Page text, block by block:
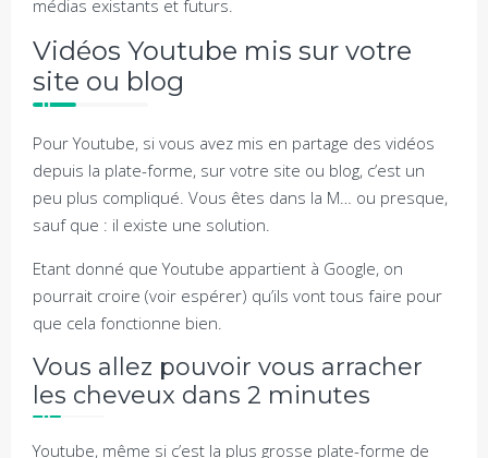
médias existants et futurs.
Vidéos Youtube mis sur votre
site ou blog
Pour Youtube, si vous avez mis en partage des vidéos
depuis la plate-forme, sur votre site ou blog, c’est un
peu plus compliqué. Vous êtes dans la M… ou presque,
sauf que : il existe une solution.
Etant donné que Youtube appartient à Google, on
pourrait croire (voir espérer) qu’ils vont tous faire pour
que cela fonctionne bien.
Vous allez pouvoir vous arracher
les cheveux dans 2 minutes
Youtube, même si c’est la plus grosse plate-forme de